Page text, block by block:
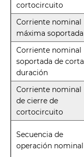
cortocircuito
Corriente nominal
máxima soportada
Corriente nominal
soportada de corta
duración
Corriente nominal
de cierre de
cortocircuito
Secuencia de
operación nominal